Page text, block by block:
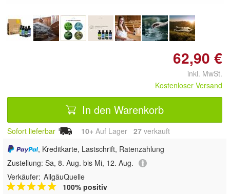
62,90 €
inkl. MwSt.
Kostenloser Versand
In den Warenkorb
Sofort lieferbar 10+ Auf Lager 27 verkauft
, Kreditkarte, Lastschrift, Ratenzahlung
Zustellung: Sa, 8. Aug. bis Mi, 12. Aug.
Verkäufer: AllgäuQuelle
100% positiv